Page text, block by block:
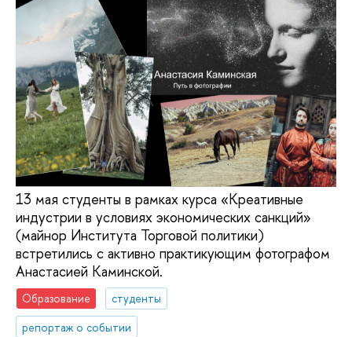
13 мая студенты в рамках курса «Креативные
индустрии в условиях экономических санкций»
(майнор Института Торговой политики)
встретились с активно практикующим фотографом
Анастасией Каминской.
Образование
студенты
репортаж о событии